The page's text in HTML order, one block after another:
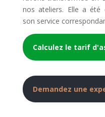
nos ateliers. Elle a été
son service
Calculez le tarif
Demandez une